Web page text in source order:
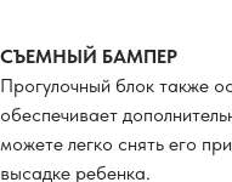
СЪЕМНЫЙ БАМПЕР
Прогулочный блок также
обеспечивает
можете легко снять его
высадке ребенка.